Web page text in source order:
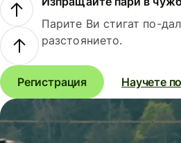
Парите Ви стигат по-
разстоянието.
Регистрация Научете